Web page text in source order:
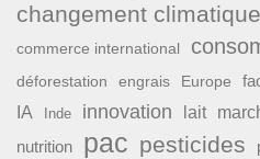
changement climatique
commerce international
déforestation engrais Europe
IA Inde innovation lait
nutrition pac pesticides